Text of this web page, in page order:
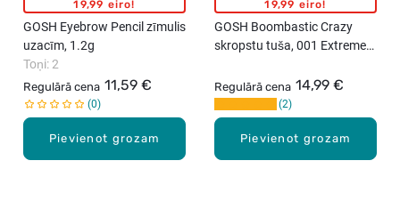
Pievienot grozam
19,99 eiro!
GOSH Eyebrow Pencil zīmulis
uzacīm, 1.2g
Regulārā cena 11,59 €
Toņi: 2
0
Pievienot grozam
19,99 eiro!
GOSH Boombastic Crazy
skropstu tuša, 001 Extreme
Regulārā cena 14,99 €
2